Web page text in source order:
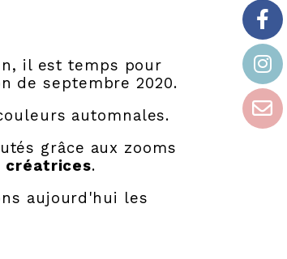
il est temps pour
de septembre 2020.
automnales.
grâce aux zooms
créatrices.
aujourd'hui les